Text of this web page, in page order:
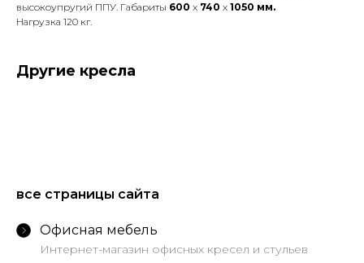
высокоупругий ППУ. Габариты 600 x 740 x 1050 мм.
Нагрузка 120 кг.
Другие кресла
все страницы сайта
Офисная мебель
Интернет-магазин офисных кресел и стульев